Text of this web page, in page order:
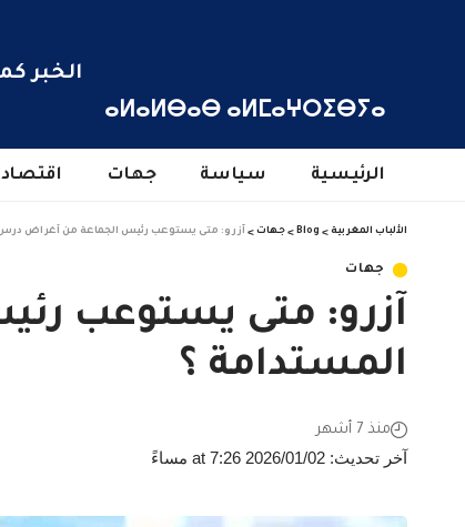
ⴰⵍⴰⵍⴱⴰⴱ ⴰⵍⵎⴰⵖⵔⵉⴱⵢⴰ
الخبر
الرئيسية سياسة جهات اقتصاد
الألباب المغربية >
Blog
> جهات > آزرو: متى يستوعب رئيس الجماعة من أغراض درس
جهات
آزرو: متى يستوعب
المستدامة ؟
آخر تحديث: 2026/01/02 at 7:26 مساءً
منذ 7 أشهر